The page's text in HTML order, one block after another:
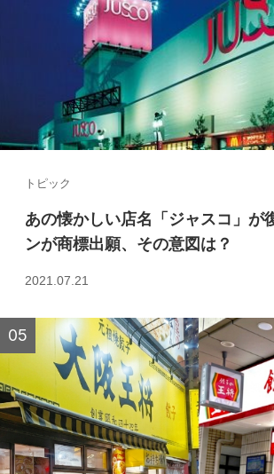
トピック
あの懐かしい店名「ジャスコ」が
ンが商標出願、その意図は？
2021.07.21